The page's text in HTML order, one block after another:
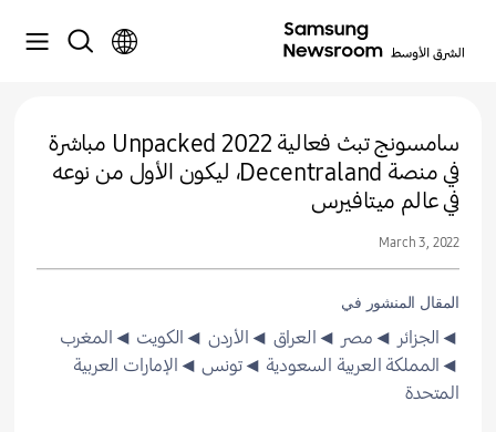
سامسونج تبث فعالية Unpacked 2022 مباشرة
في منصة Decentraland، ليكون الأول من نوعه
في عالم ميتافيرس
March 3, 2022
المقال المنشور في
◄الجزائر ◄مصر ◄العراق ◄الأردن ◄الكويت ◄المغرب
◄المملكة العربية السعودية ◄تونس ◄الإمارات العربية
المتحدة